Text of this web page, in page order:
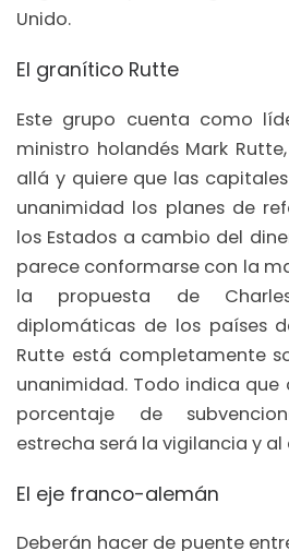
Unido.
El granítico Rutte
Este grupo cuenta como
ministro holandés Mark
allá y quiere que las
unanimidad los planes de
los Estados a cambio del
parece conformarse con la
la propuesta de
diplomáticas de los países
Rutte está completamente
unanimidad. Todo indica
porcentaje de
estrecha será la vigilancia y
El eje franco-alemán
Deberán hacer de puente